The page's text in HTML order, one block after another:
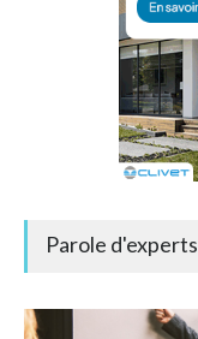
Parole d'experts